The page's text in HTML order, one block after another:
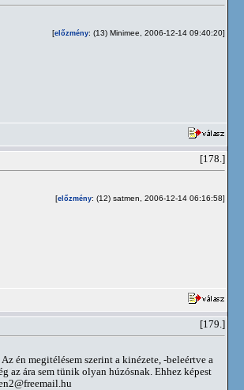
[előzmény: (13) Minimee, 2006-12-14 09:40:20]
[178.]
[előzmény: (12) satmen, 2006-12-14 06:16:58]
[179.]
én megitélésem szerint a kinézete, -beleértve a
az ára sem tünik olyan húzósnak. Ehhez képest